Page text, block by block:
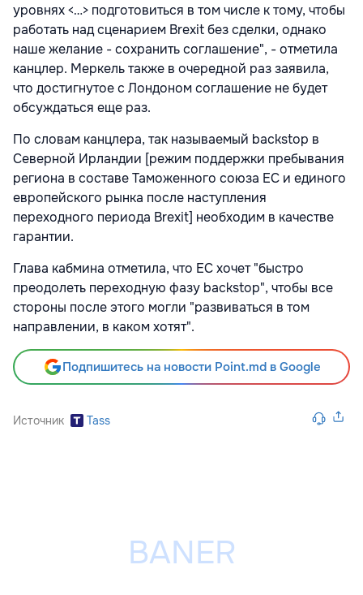
уровнях <…> подготовиться в том числе к тому, чтобы
работать над сценарием Brexit без сделки, однако
наше желание - сохранить соглашение", - отметила
канцлер. Меркель также в очередной раз заявила,
что достигнутое с Лондоном соглашение не будет
обсуждаться еще раз.
По словам канцлера, так называемый backstop в
Северной Ирландии [режим поддержки пребывания
региона в составе Таможенного союза ЕС и единого
европейского рынка после наступления
переходного периода Brexit] необходим в качестве
гарантии.
Глава кабмина отметила, что ЕС хочет "быстро
преодолеть переходную фазу backstop", чтобы все
стороны после этого могли "развиваться в том
направлении, в каком хотят".
Подпишитесь на новости Point.md в Google
Источник Tass